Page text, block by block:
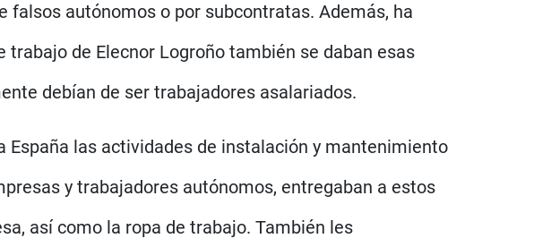
autónomos o por subcontratas. Además, ha
de Elecnor Logroño también se daban esas
debían de ser trabajadores asalariados.
España las actividades de instalación y mantenimiento
y trabajadores autónomos, entregaban a estos
así como la ropa de trabajo. También les